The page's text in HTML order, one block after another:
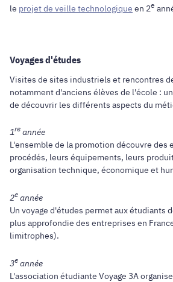
le projet de veille technologique en 2e
Voyages d'études
Visites de sites industriels et rencontres
notamment d'anciens élèves de l'école :
de découvrir les différents aspects du
1re année
L'ensemble de la promotion découvre des
procédés, leurs équipements, leurs
organisation technique, économique et
2e année
Un voyage d'études permet aux étudiants
plus approfondie des entreprises en
limitrophes).
3e année
L'association étudiante Voyage 3A